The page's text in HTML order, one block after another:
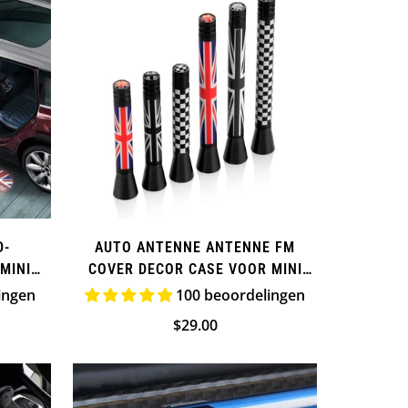
AUTO ANTENNE ANTENNE FM
COVER DECOR CASE VOOR MINI
COOPER (EXTRA)
100 beoordelingen
Normale
$29.00